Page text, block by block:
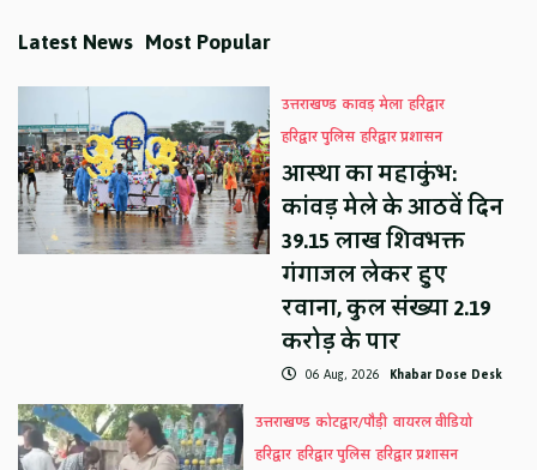
Latest News Most Popular
उत्तराखण्ड कावड़ मेला हरिद्वार
हरिद्वार पुलिस हरिद्वार प्रशासन
आस्था का महाकुंभ:
कांवड़ मेले के आठवें दिन
39.15 लाख शिवभक्त
गंगाजल लेकर हुए
रवाना, कुल संख्या 2.19
करोड़ के पार
06 Aug, 2026 Khabar Dose Desk
उत्तराखण्ड कोटद्वार/पौड़ी वायरल वीडियो
हरिद्वार हरिद्वार पुलिस हरिद्वार प्रशासन